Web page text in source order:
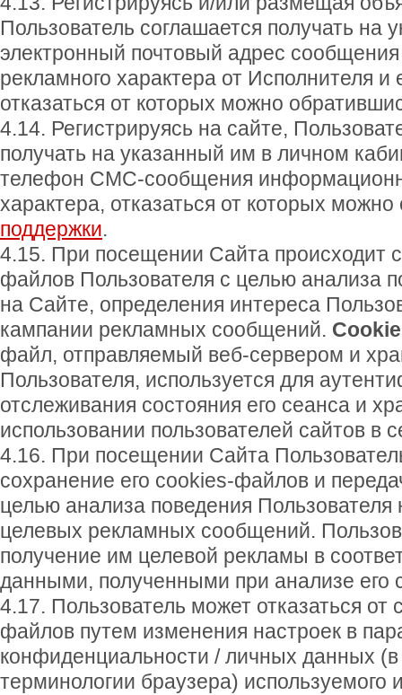
Пользователь соглашается получать на
электронный почтовый адрес
рекламного характера от Исполнителя и
отказаться от которых можно
4.14. Регистрируясь на сайте,
получать на указанный им в личном
телефон СМС-сообщения
характера, отказаться от которых
поддержки.
4.15. При посещении Сайта происходит
файлов Пользователя с целью анализа
на Сайте, определения интереса
кампании рекламных сообщений.
файл, отправляемый веб-сервером и
Пользователя, используется для
отслеживания состояния его сеанса и
использовании пользователей сайтов в
4.16. При посещении Сайта
сохранение его cookies-файлов и
целью анализа поведения
целевых рекламных сообщений.
получение им целевой рекламы в
данными, полученными при анализе его
4.17. Пользователь может отказаться от
файлов путем изменения настроек в
конфиденциальности / личных данных (в
терминологии браузера) используемого